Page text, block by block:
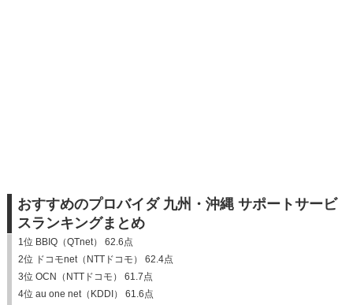
おすすめのプロバイダ 九州・沖縄 サポートサービ
スランキングまとめ
1位 BBIQ（QTnet） 62.6点
2位 ドコモnet（NTTドコモ） 62.4点
3位 OCN（NTTドコモ） 61.7点
4位 au one net（KDDI） 61.6点